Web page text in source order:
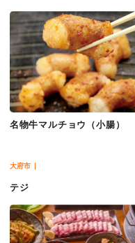
名物牛マルチョウ（小腸）
大府市
テジ